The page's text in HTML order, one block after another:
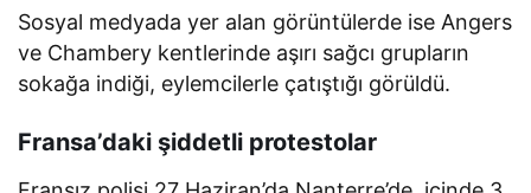
Sosyal medyada yer alan görüntülerde ise Angers
ve Chambery kentlerinde aşırı sağcı grupların
sokağa indiği, eylemcilerle çatıştığı görüldü.
Fransa’daki şiddetli protestolar